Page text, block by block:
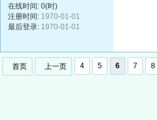
在线时间: 0(时)
注册时间: 1970-01-01
最后登录: 1970-01-01
首页 上一页 4 5 6 7 8